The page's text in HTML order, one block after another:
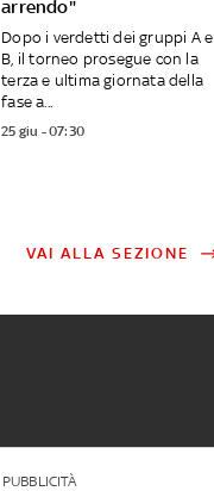
arrendo"
Dopo i verdetti dei gruppi A e
B, il torneo prosegue con la
terza e ultima giornata della
fase a...
25 giu - 07:30
VAI ALLA SEZIONE
PUBBLICITÀ